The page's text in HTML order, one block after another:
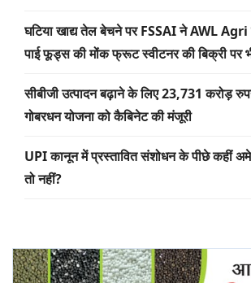
घटिया खाद्य तेल बेचने पर FSSAI ने AWL Agri
पाई फूड्स की मोंक फ्रूट स्वीटनर की बिक्री पर
सीबीजी उत्पादन बढ़ाने के लिए 23,731 करोड़
गोबरधन योजना को कैबिनेट की मंजूरी
UPI कानून में प्रस्तावित संशोधन के पीछे कहीं
तो नहीं?